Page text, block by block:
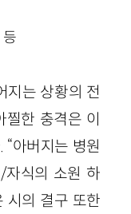
지는 상황의 전
한 충격은 이
아버지는 병원
자식의 소원 하
시의 결구 또한